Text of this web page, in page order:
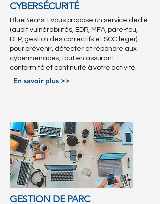
CYBERSÉCURITÉ
BlueBearsIT vous propose un service dédié
(audit vulnérabilités, EDR, MFA, pare-feu,
DLP, gestion des correctifs et SOC léger)
pour prévenir, détecter et répondre aux
cybermenaces, tout en assurant
conformité et continuité à votre activité.
En savoir plus >>
GESTION DE PARC